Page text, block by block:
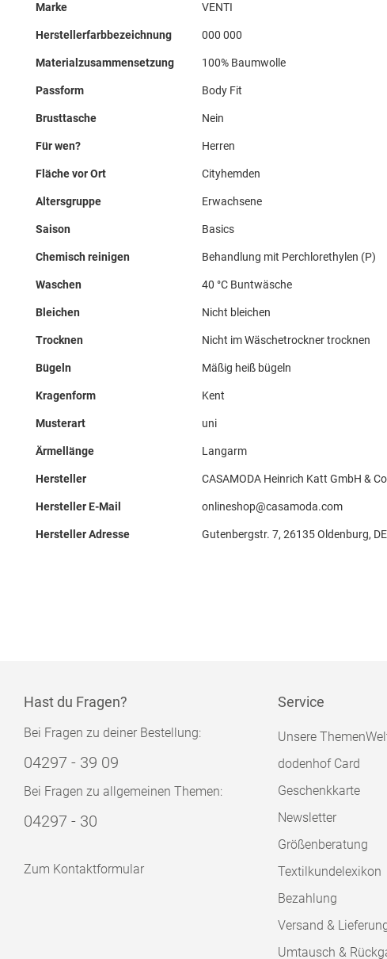
Marke VENTI
Herstellerfarbbezeichnung 000 000
Materialzusammensetzung 100% Baumwolle
Passform Body Fit
Brusttasche Nein
Für wen? Herren
Fläche vor Ort Cityhemden
Altersgruppe Erwachsene
Saison Basics
Chemisch reinigen Behandlung mit Perchlorethylen (P)
Waschen 40 °C Buntwäsche
Bleichen Nicht bleichen
Trocknen Nicht im Wäschetrockner trocknen
Bügeln Mäßig heiß bügeln
Kragenform Kent
Musterart uni
Ärmellänge Langarm
Hersteller CASAMODA Heinrich Katt GmbH &
Hersteller E-Mail onlineshop@casamoda.com
Hersteller Adresse Gutenbergstr. 7, 26135 Oldenburg, DE
Hast du Fragen?
Bei Fragen zu deiner Bestellung:
04297 - 39 09
Bei Fragen zu allgemeinen Themen:
04297 - 30
Zum Kontaktformular
Service
Unsere
dodenhof Card
Geschenkkarte
Newsletter
Größenberatung
Textilkundelexikon
Bezahlung
Versand &
Umtausch &